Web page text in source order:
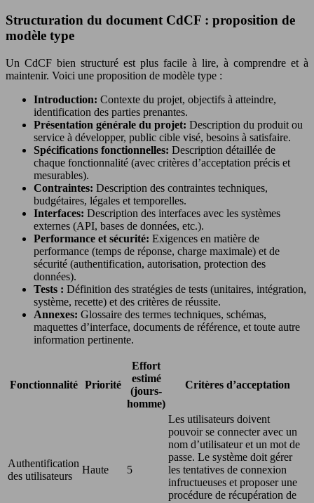
Structuration du document CdCF : proposition de
modèle type
Un CdCF bien structuré est plus facile à lire, à comprendre et à
maintenir. Voici une proposition de modèle type :
Introduction: Contexte du projet, objectifs à atteindre,
identification des parties prenantes.
Présentation générale du projet: Description du produit ou
service à développer, public cible visé, besoins à satisfaire.
Spécifications fonctionnelles: Description détaillée de
chaque fonctionnalité (avec critères d’acceptation précis et
mesurables).
Contraintes: Description des contraintes techniques,
budgétaires, légales et temporelles.
Interfaces: Description des interfaces avec les systèmes
externes (API, bases de données, etc.).
Performance et sécurité: Exigences en matière de
performance (temps de réponse, charge maximale) et de
sécurité (authentification, autorisation, protection des
données).
Tests : Définition des stratégies de tests (unitaires, intégration,
système, recette) et des critères de réussite.
Annexes: Glossaire des termes techniques, schémas,
maquettes d’interface, documents de référence, et toute autre
information pertinente.
Fonctionnalité Priorité
Effort
estimé
(jours-
homme)
Critères d’acceptation
Authentification
des utilisateurs
Haute 5
Les utilisateurs doivent
pouvoir se connecter avec un
nom d’utilisateur et un mot de
passe. Le système doit gérer
les tentatives de connexion
infructueuses et proposer une
procédure de récupération de